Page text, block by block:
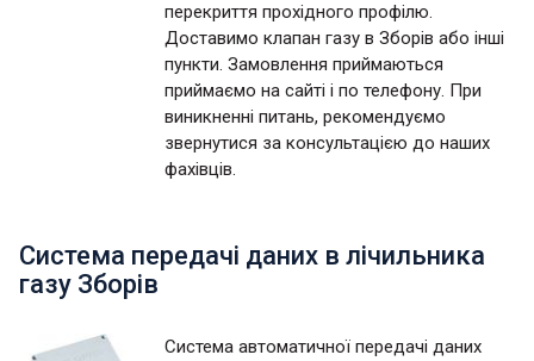
перекриття прохідного профілю.
Доставимо клапан газу в Зборів або інші
пункти. Замовлення приймаються
приймаємо на сайті і по телефону. При
виникненні питань, рекомендуємо
звернутися за консультацією до наших
фахівців.
Система передачі даних в лічильника
газу Зборів
Система автоматичної передачі даних